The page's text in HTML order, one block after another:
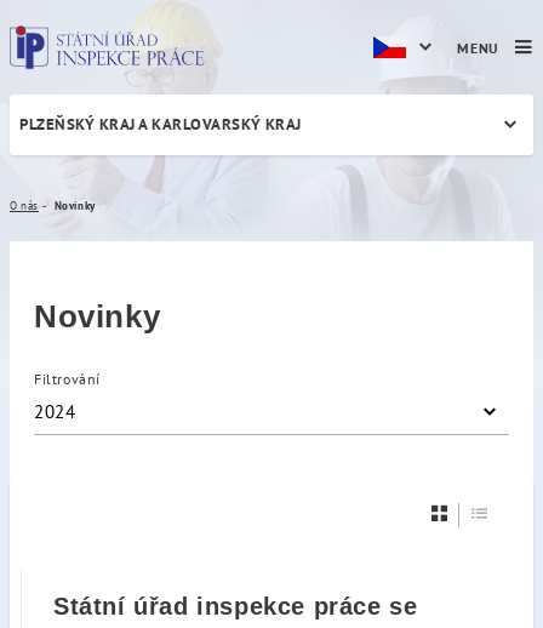
Novinky
PLZEŇSKÝ KRAJ A KARLOVARSKÝ KRAJ
O nás Novinky
Novinky
Filtrování
2024
Státní úřad inspekce práce se
MENU